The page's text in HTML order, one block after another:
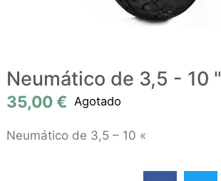
Neumático de 3,5 - 10 "
35,00€ Agotado
Neumático de 3,5 – 10 «